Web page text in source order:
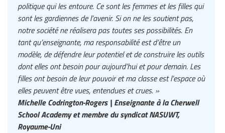
politique qui les entoure. Ce sont les femmes et les filles qui
sont les gardiennes de l’avenir. Si on ne les soutient pas,
notre société ne réalisera pas toutes ses possibilités. En
tant qu’enseignante, ma responsabilité est d’être un
modèle, de défendre leur potentiel et de construire les outils
dont elles ont besoin pour aujourd’hui et pour demain. Les
filles ont besoin de leur pouvoir et ma classe est l’espace où
elles peuvent être vues, entendues et crues. »
Michelle Codrington-Rogers | Enseignante à la Cherwell
School Academy et membre du syndicat NASUWT,
Royaume-Uni